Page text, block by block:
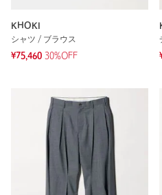
KHOKI
シャツ / ブラウス
¥75,460 30%OFF